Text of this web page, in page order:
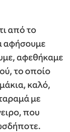
από το
αφήσουμε
αφεθήκαμε
το οποίο
καλό,
με
που